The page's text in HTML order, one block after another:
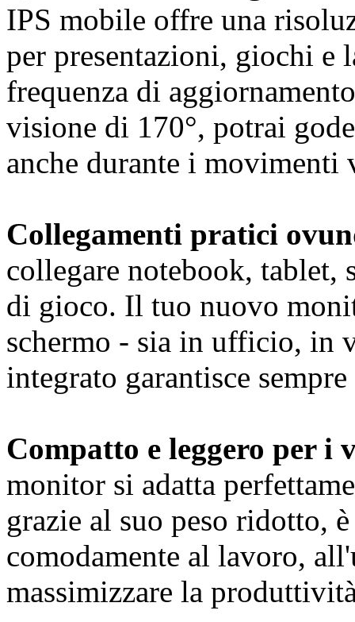
IPS mobile offre una
per presentazioni, giochi e
frequenza di
visione di 170°, potrai
anche durante i
Collegamenti pratici
collegare notebook, tablet,
di gioco. Il tuo nuovo
schermo - sia in ufficio, in
integrato garantisce
Compatto e leggero per i
monitor si adatta
grazie al suo peso ridotto,
comodamente al lavoro,
massimizzare la